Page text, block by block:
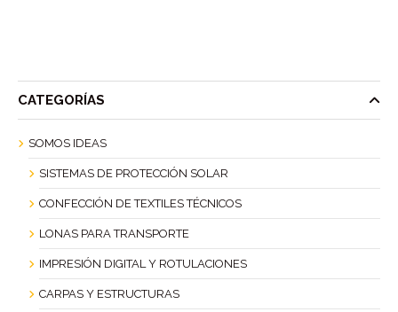
CATEGORÍAS
SOMOS IDEAS
SISTEMAS DE PROTECCIÓN SOLAR
CONFECCIÓN DE TEXTILES TÉCNICOS
LONAS PARA TRANSPORTE
IMPRESIÓN DIGITAL Y ROTULACIONES
CARPAS Y ESTRUCTURAS